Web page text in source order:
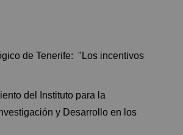
de Tenerife: "Los incentivos
del Instituto para la
y Desarrollo en los